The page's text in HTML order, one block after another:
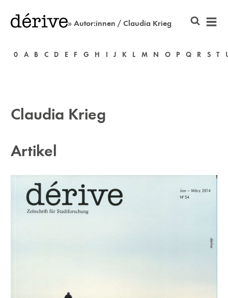
» Autor:innen / Claudia Krieg
0 A B C D E F G H I J K L M N O P Q R S T
Claudia Krieg
Artikel